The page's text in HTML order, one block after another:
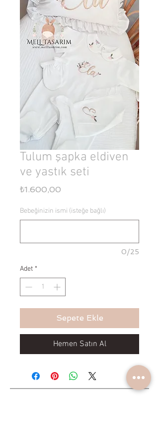
Tulum şapka eldiven
ve yastık seti
₺1.600,00
Bebeğinizin ismi (isteğe bağlı)
0/25
Adet *
Sepete Ekle
Hemen Satın Al